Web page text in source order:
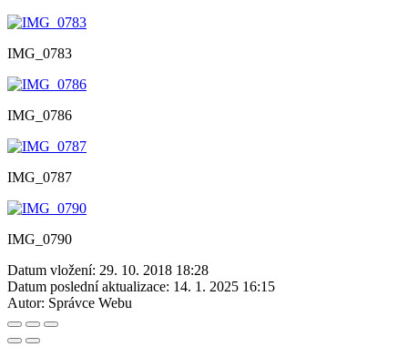
IMG_0783
IMG_0786
IMG_0787
IMG_0790
Datum vložení: 29. 10. 2018 18:28
Datum poslední aktualizace: 14. 1. 2025 16:15
Autor: Správce Webu